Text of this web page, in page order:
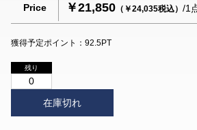
Price ￥21,850 （￥24,035税込） /1
獲得予定ポイント：92.5PT
残り
0
在庫切れ